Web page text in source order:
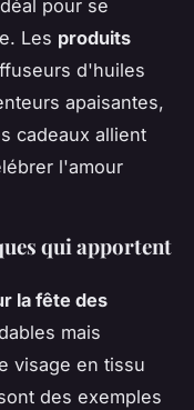
pour se
Les produits
d'huiles
apaisantes,
cadeaux allient
l'amour
qui apportent
la fête des
mais
visage en tissu
des exemples